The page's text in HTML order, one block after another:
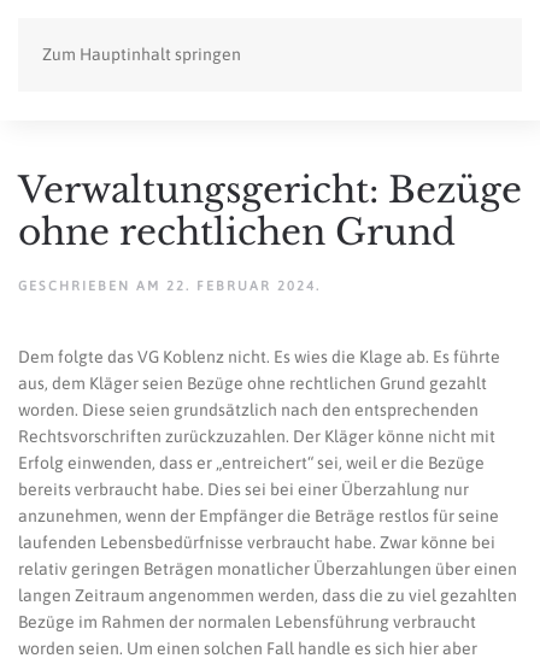
Zum Hauptinhalt springen
Verwaltungsgericht: Bezüge
ohne rechtlichen Grund
GESCHRIEBEN AM 22. FEBRUAR 2024 .
Dem folgte das VG Koblenz nicht. Es wies die Klage ab. Es führte
aus, dem Kläger seien Bezüge ohne rechtlichen Grund gezahlt
worden. Diese seien grundsätzlich nach den entsprechenden
Rechtsvorschriften zurückzuzahlen. Der Kläger könne nicht mit
Erfolg einwenden, dass er „entreichert“ sei, weil er die Bezüge
bereits verbraucht habe. Dies sei bei einer Überzahlung nur
anzunehmen, wenn der Empfänger die Beträge restlos für seine
laufenden Lebensbedürfnisse verbraucht habe. Zwar könne bei
relativ geringen Beträgen monatlicher Überzahlungen über einen
langen Zeitraum angenommen werden, dass die zu viel gezahlten
Bezüge im Rahmen der normalen Lebensführung verbraucht
worden seien. Um einen solchen Fall handle es sich hier aber